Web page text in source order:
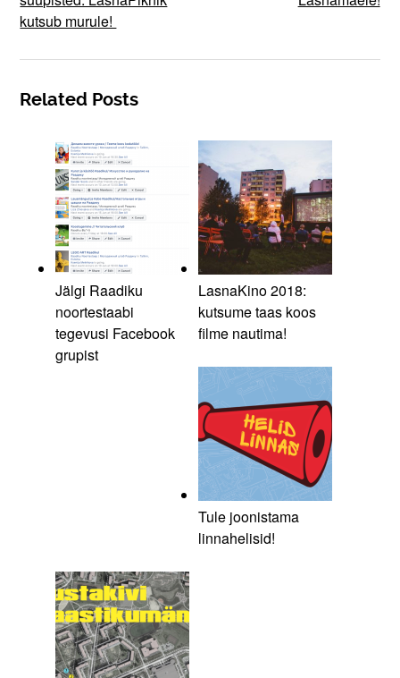
kutsub murule!
Related Posts
Jälgi Raadiku
noortestaabi
tegevusi Facebook
grupist
LasnaKino 2018:
kutsume taas koos
filme nautima!
Tule joonistama
linnahelisid!